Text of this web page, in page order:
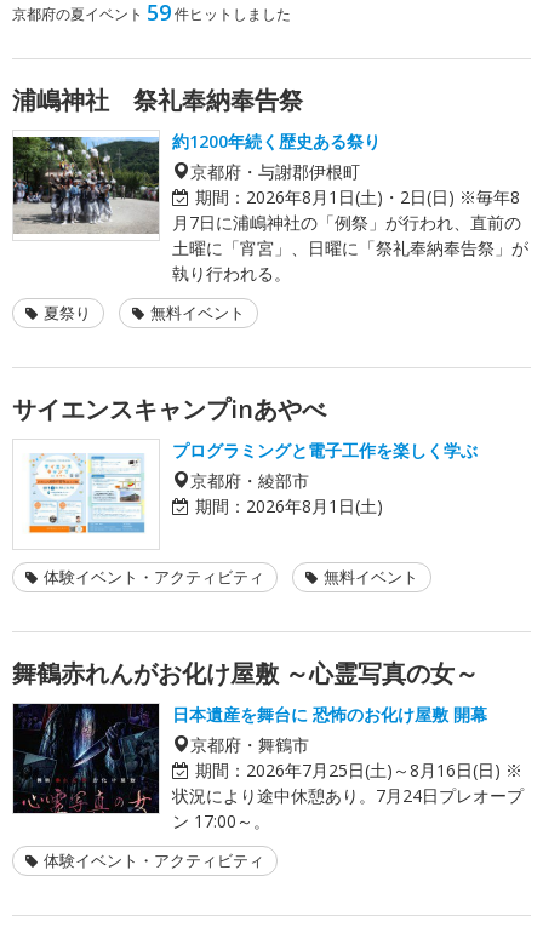
京都府の夏イベント 59件ヒットしました
浦嶋神社 祭礼奉納奉告祭
約1200年続く歴史ある祭り
京都府・与謝郡伊根町
期間： 2026年8月1日(土)・2日(日) ※毎年8
月7日に浦嶋神社の「例祭」が行われ、直前の
土曜に「宵宮」、日曜に「祭礼奉納奉告祭」が
執り行われる。
夏祭り 無料イベント
サイエンスキャンプinあやべ
プログラミングと電子工作を楽しく学ぶ
京都府・綾部市
期間： 2026年8月1日(土)
体験イベント・アクティビティ 無料イベント
舞鶴赤れんがお化け屋敷 ～心霊写真の女～
日本遺産を舞台に 恐怖のお化け屋敷 開幕
京都府・舞鶴市
期間： 2026年7月25日(土)～8月16日(日) ※
状況により途中休憩あり。7月24日プレオープ
ン 17:00～。
体験イベント・アクティビティ